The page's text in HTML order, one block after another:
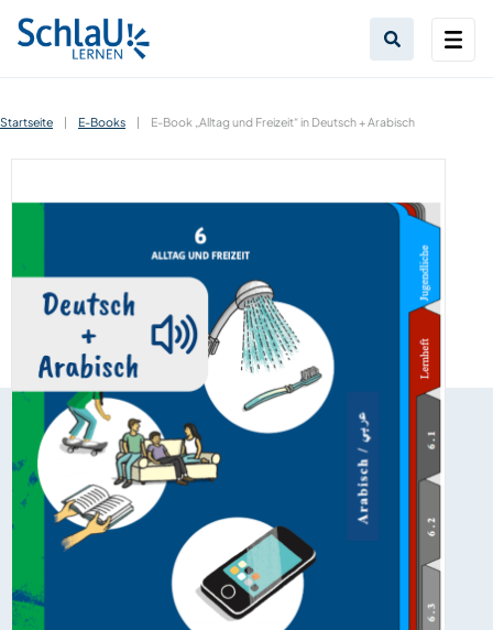
Startseite | E-Books | E-Book „Alltag und Freizeit“ in Deutsch + Arabisch